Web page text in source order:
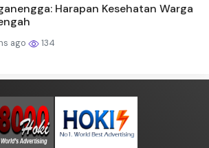
Harapan Kesehatan Warga
ago 134